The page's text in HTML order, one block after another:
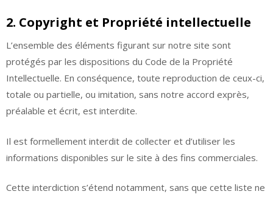
2. Copyright et Propriété intellectuelle
L’ensemble des éléments figurant sur notre site sont
protégés par les dispositions du Code de la Propriété
Intellectuelle. En conséquence, toute reproduction de ceux-ci,
totale ou partielle, ou imitation, sans notre accord exprès,
préalable et écrit, est interdite.
Il est formellement interdit de collecter et d’utiliser les
informations disponibles sur le site à des fins commerciales.
Cette interdiction s’étend notamment, sans que cette liste ne